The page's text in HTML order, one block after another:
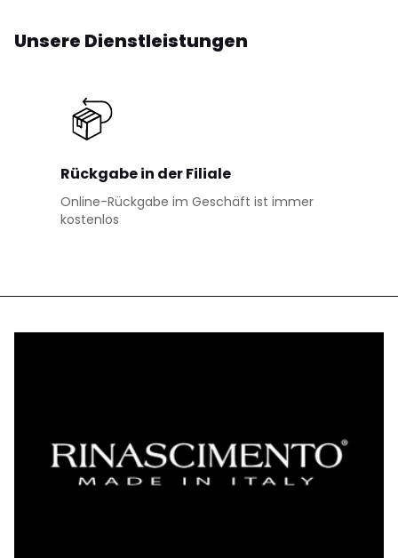
Unsere Dienstleistungen
Rückgabe in der Filiale
Online-Rückgabe im Geschäft ist immer
kostenlos